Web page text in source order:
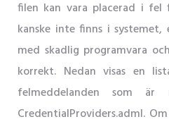
filen kan vara placerad i fel
kanske inte finns i
med skadlig programvara
korrekt. Nedan visas en
felmeddelanden som
CredentialProviders.adml.